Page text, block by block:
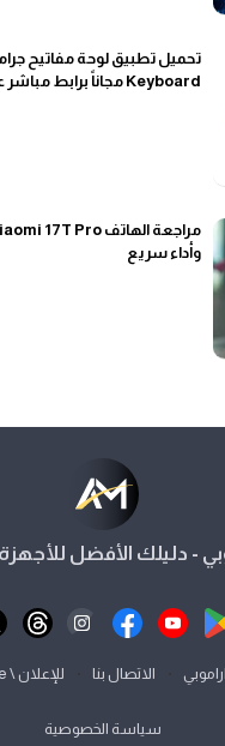
Keyboard مجاناً برابط مباشر على هاتفك
وأداء سريع
- دليلك الأفضل
الاتصال بنا للإعلان \ Advertise
سياسة الخصوصية